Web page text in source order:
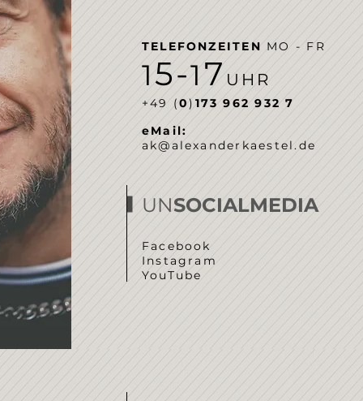
TELEFONZEITEN MO - FR
15-1 7 UHR
‭+49 (0) 173 962 932 7‬
eMail:
ak@alexanderkaestel.de
UNSOCIALMEDIA
Facebook
Instagram
YouTube